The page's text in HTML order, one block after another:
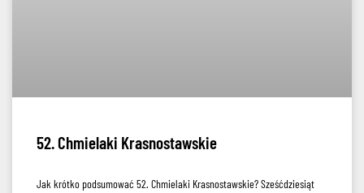
52. Chmielaki Krasnostawskie
Jak krótko podsumować 52. Chmielaki Krasnostawskie? Sześćdziesiąt